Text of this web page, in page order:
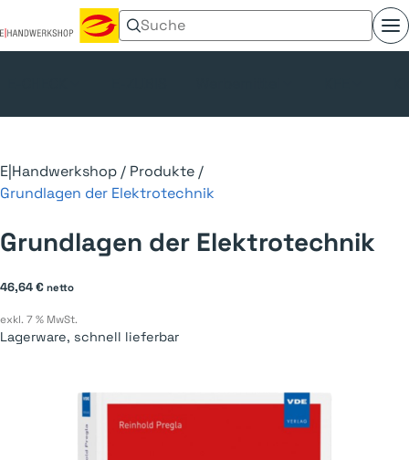
Suchen nach:
E|Handwerkshop / Produkte /
Grundlagen der Elektrotechnik
Grundlagen der Elektrotechnik
46,64€ netto
exkl. 7 % MwSt.
Lagerware, schnell lieferbar